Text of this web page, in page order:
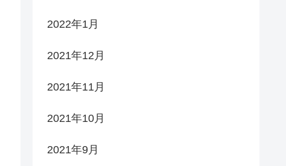
2022年1月
2021年12月
2021年11月
2021年10月
2021年9月